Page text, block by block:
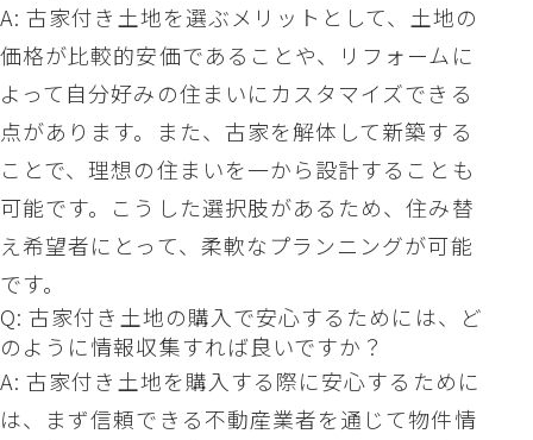
A: 古家付き土地を選ぶメリットとして、土地の
価格が比較的安価であることや、リフォームに
よって自分好みの住まいにカスタマイズできる
点があります。また、古家を解体して新築する
ことで、理想の住まいを一から設計することも
可能です。こうした選択肢があるため、住み替
え希望者にとって、柔軟なプランニングが可能
です。
Q: 古家付き土地の購入で安心するためには、ど
のように情報収集すれば良いですか？
A: 古家付き土地を購入する際に安心するために
は、まず信頼できる不動産業者を通じて物件情